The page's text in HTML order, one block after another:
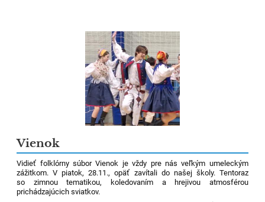
Vienok
Vidieť folklórny súbor Vienok je vždy pre nás veľkým umeleckým
zážitkom. V piatok, 28.11., opäť zavítali do našej školy. Tentoraz
so zimnou tematikou, koledovaním a hrejivou atmosférou
prichádzajúcich sviatkov.